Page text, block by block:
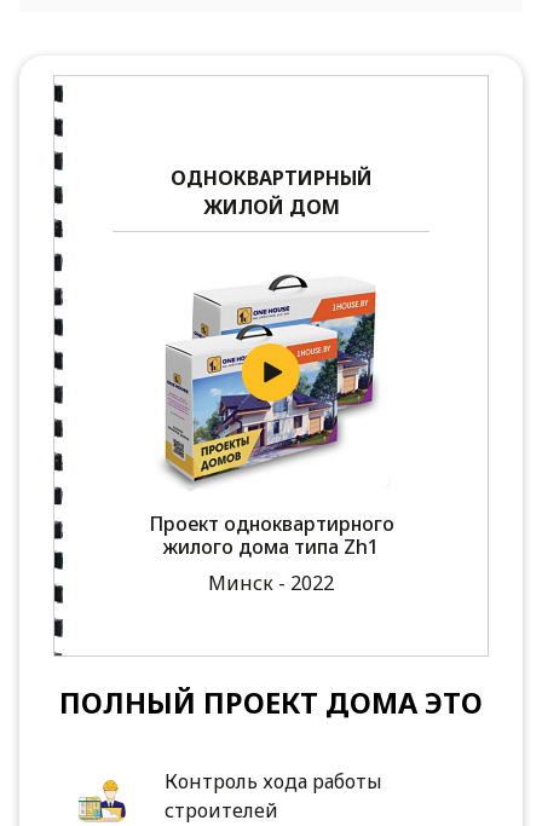
ОДНОКВАРТИРНЫЙ
ЖИЛОЙ ДОМ
Проект одноквартирного
жилого дома типа Zh1
Минск - 2022
ПОЛНЫЙ ПРОЕКТ ДОМА ЭТО
Контроль хода работы
строителей